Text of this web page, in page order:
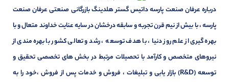
درباره عرفان صنعت پارسه داتیس گستر هلدینگ بازرگانی صنعتی عرفان صنعت
پارسه ، با بیش از نیم قرن تجربه و سابقه درخشان در سایه عنایت خداوند متعال و با
بهره گیری از علم روز دنیا ، با هدف توسعه ، رشد و تعالی کشور با بهره مندی از
نیروهای متخصص و کارآمد با تحصیلات مرتبط در بخش های تخصصی تحقیق و
توسعه (R&D) بازار یابی و تبلیغات ، فروش و خدمات پس از فروش ،خود را به